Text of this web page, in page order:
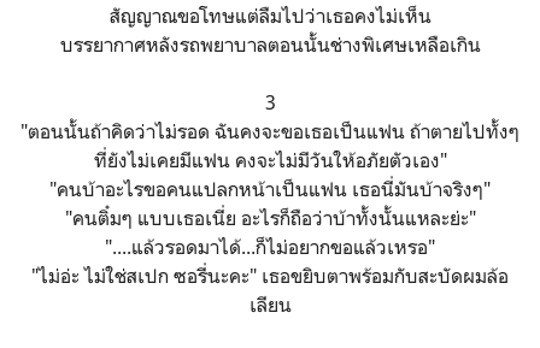
สัญญาณขอโทษแต่ลืมไปว่าเธอคงไม่เห็น
บรรยากาศหลังรถพยาบาลตอนนั้นช่างพิเศษเหลือเกิน
3
"ตอนนั้นถ้าคิดว่าไม่รอด ฉันคงจะขอเธอเป็นแฟน ถ้าตายไปทั้งๆ
ที่ยังไม่เคยมีแฟน คงจะไม่มีวันให้อภัยตัวเอง"
"คนบ้าอะไรขอคนแปลกหน้าเป็นแฟน เธอนี่มันบ้าจริงๆ"
"คนติ๋มๆ แบบเธอเนี่ย อะไรก็ถือว่าบ้าทั้งนั้นแหละย่ะ"
"....แล้วรอดมาได้...ก็ไม่อยากขอแล้วเหรอ"
"ไม่อ่ะ ไม่ใช่สเปก ซอรี่นะคะ" เธอขยิบตาพร้อมกับสะบัดผมล้อ
เลียน